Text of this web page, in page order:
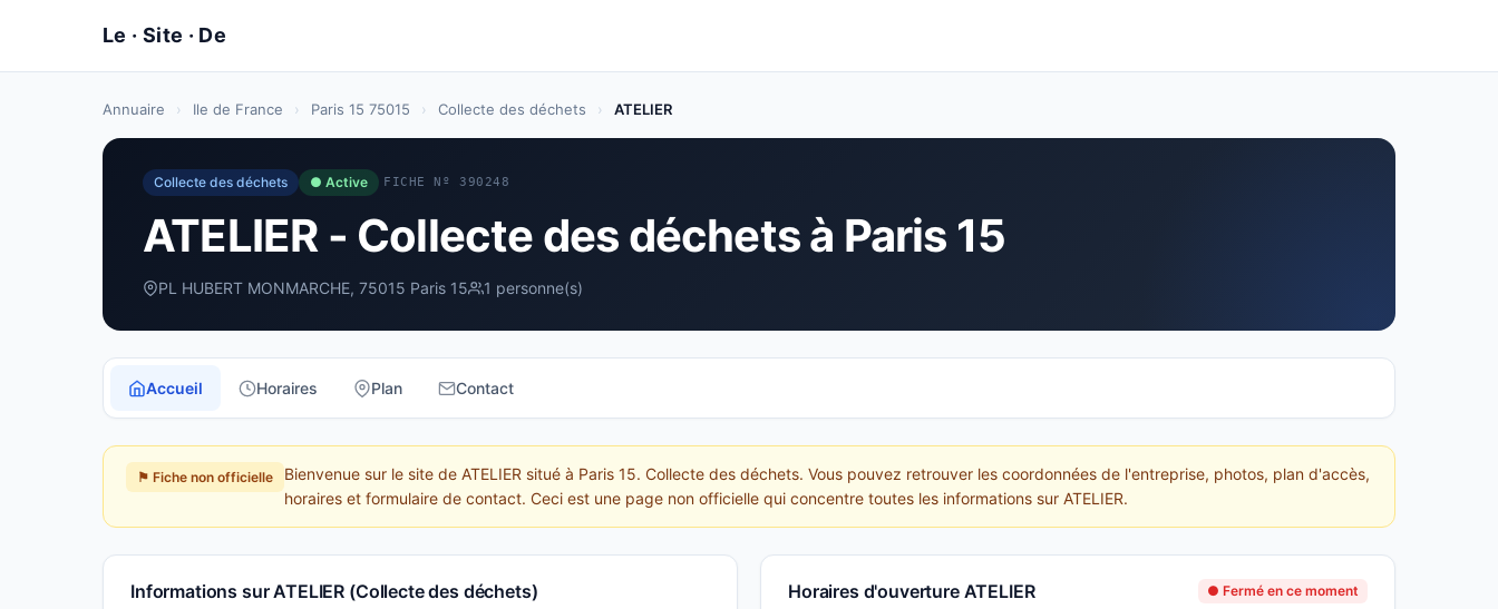
Annuaire › Ile de France › Paris 15 75015 › Collecte des déchets › ATELIER
Collecte des déchets ● Active FICHE Nº 390248
ATELIER - Collecte des déchets à Paris 15
PL HUBERT MONMARCHE, 75015 Paris 15 1 personne(s)
Accueil Horaires Plan Contact
⚑ Fiche non officielle
Bienvenue sur le site de ATELIER situé à Paris 15. Collecte des déchets. Vous pouvez retrouver les coordonnées de l'entreprise, photos, plan d'accès,
horaires et formulaire de contact. Ceci est une page non officielle qui concentre toutes les informations sur ATELIER.
Informations sur ATELIER (Collecte des déchets) Horaires d'ouverture ATELIER ● Fermé en ce moment